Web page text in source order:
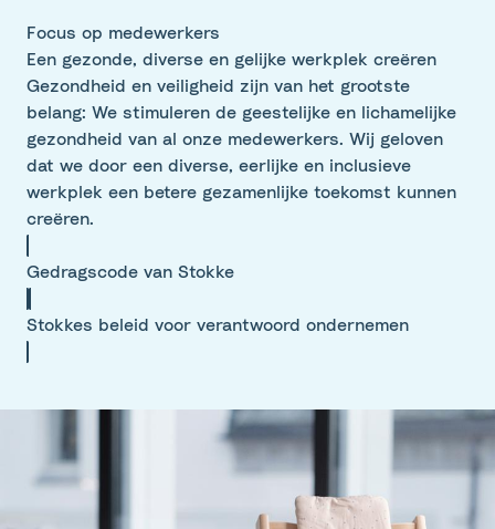
Focus op medewerkers
Een gezonde, diverse en gelijke werkplek creëren
Gezondheid en veiligheid zijn van het grootste
belang: We stimuleren de geestelijke en lichamelijke
gezondheid van al onze medewerkers. Wij geloven
dat we door een diverse, eerlijke en inclusieve
werkplek een betere gezamenlijke toekomst kunnen
creëren.
Gedragscode van Stokke
Stokkes beleid voor verantwoord ondernemen